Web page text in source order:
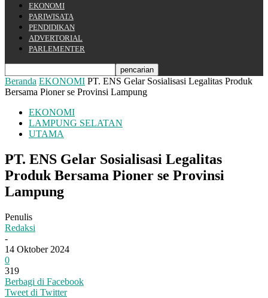
EKONOMI
PARIWISATA
PENDIDIKAN
ADVERTORIAL
PARLEMENTER
Beranda EKONOMI PT. ENS Gelar Sosialisasi Legalitas Produk
Bersama Pioner se Provinsi Lampung
EKONOMI
LAMPUNG SELATAN
UTAMA
PT. ENS Gelar Sosialisasi Legalitas
Produk Bersama Pioner se Provinsi
Lampung
Penulis
Redaksi
-
14 Oktober 2024
0
319
Berbagi di Facebook
Tweet di Twitter